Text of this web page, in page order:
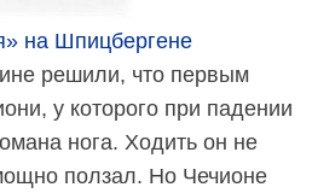
на Шпицбергене
решили, что первым
у которого при падении
нога. Ходить он не
ползал. Но Чечионе